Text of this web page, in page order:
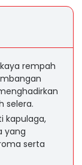
rempah
selera.
kapulaga,
yang
serta